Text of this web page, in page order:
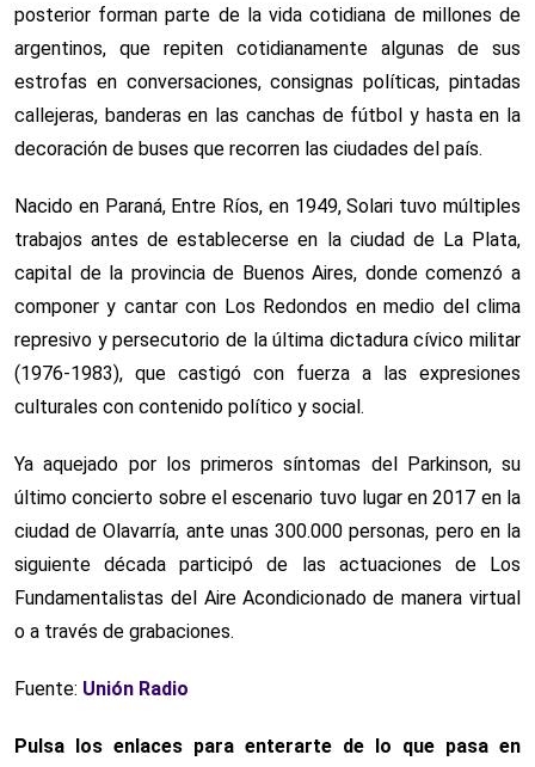
posterior forman parte de la vida cotidiana de millones de
argentinos, que repiten cotidianamente algunas de sus
estrofas en conversaciones, consignas políticas, pintadas
callejeras, banderas en las canchas de fútbol y hasta en la
decoración de buses que recorren las ciudades del país.
Nacido en Paraná, Entre Ríos, en 1949, Solari tuvo múltiples
trabajos antes de establecerse en la ciudad de La Plata,
capital de la provincia de Buenos Aires, donde comenzó a
componer y cantar con Los Redondos en medio del clima
represivo y persecutorio de la última dictadura cívico militar
(1976-1983), que castigó con fuerza a las expresiones
culturales con contenido político y social.
Ya aquejado por los primeros síntomas del Parkinson, su
último concierto sobre el escenario tuvo lugar en 2017 en la
ciudad de Olavarría, ante unas 300.000 personas, pero en la
siguiente década participó de las actuaciones de Los
Fundamentalistas del Aire Acondicionado de manera virtual
o a través de grabaciones.
Fuente: Unión Radio
Pulsa los enlaces para enterarte de lo que pasa en